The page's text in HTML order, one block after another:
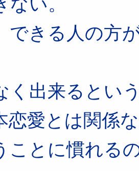
できる人の方
く出来るとい
恋愛とは関係
ことに慣れる